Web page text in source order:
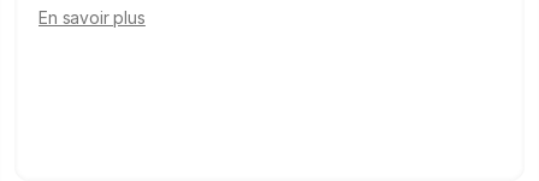
En savoir plus